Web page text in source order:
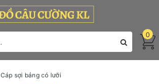
0
Cáp sợi bảng có lưỡi